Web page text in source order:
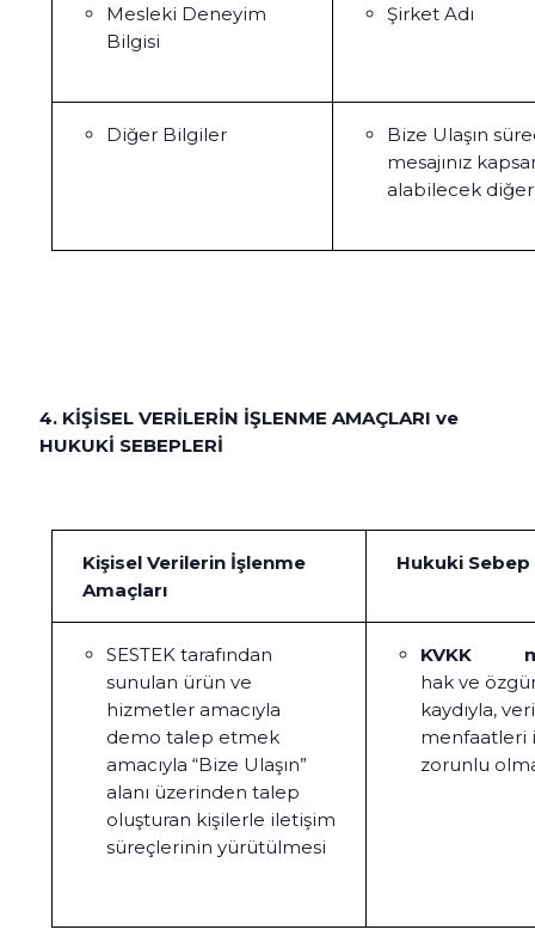
Mesleki Deneyim
Bilgisi
Şirket Adı
Diğer Bilgiler
Bize Ulaşın
mesajınız
alabilecek
4. KİŞİSEL VERİLERİN İŞLENME AMAÇLARI ve
HUKUKİ SEBEPLERİ
Kişisel Verilerin İşlenme
Amaçları
Hukuki Sebep
SESTEK tarafından
sunulan ürün ve
hizmetler amacıyla
demo talep etmek
amacıyla “Bize Ulaşın”
alanı üzerinden talep
oluşturan kişilerle iletişim
süreçlerinin yürütülmesi
KVKK
hak ve
kaydıyla,
menfaatleri
zorunlu